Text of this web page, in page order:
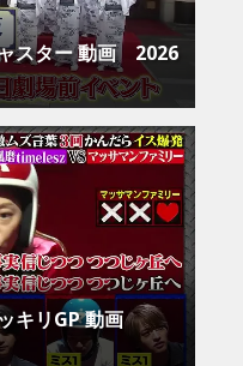
スター 動画 2026
ッキリGP 動画